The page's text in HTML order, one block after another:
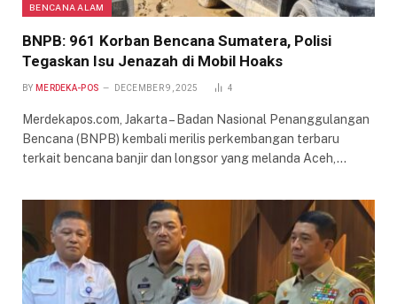
BENCANA ALAM
BNPB: 961 Korban Bencana Sumatera, Polisi
Tegaskan Isu Jenazah di Mobil Hoaks
BY MERDEKA-POS DECEMBER 9, 2025 4
Merdekapos.com, Jakarta – Badan Nasional Penanggulangan
Bencana (BNPB) kembali merilis perkembangan terbaru
terkait bencana banjir dan longsor yang melanda Aceh,…